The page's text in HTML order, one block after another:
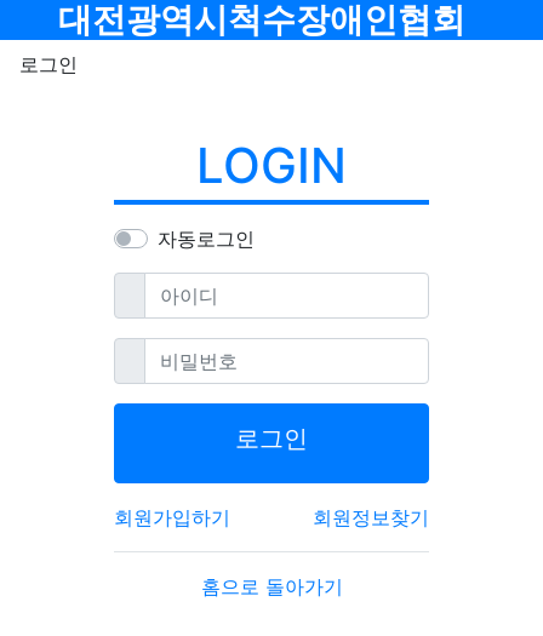
메뉴
대전광역시척수장애인협회
로그인
LOGIN
자동로그인
아이디필수
비밀번호필수
로그인
회원가입하기 회원정보찾기
홈으로 돌아가기